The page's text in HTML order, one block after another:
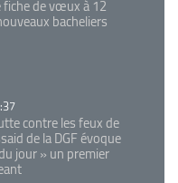
fiche de vœux à 12
bacheliers
contre les feux de
de la DGF évoque
jour » un premier